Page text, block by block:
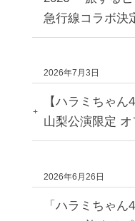
急行線コラボ決
2026年7月3日
【ハラミちゃん
山梨公演限定
2026年6月26日
「ハラミちゃ